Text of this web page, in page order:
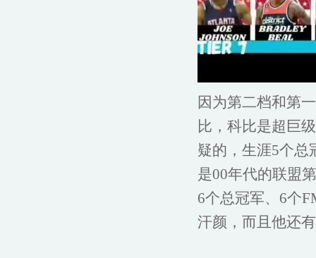
因为第二档和第
比，科比是超巨
疑的，生涯5个总
是00年代的联盟
6个总冠军、6个
汗颜，而且他还